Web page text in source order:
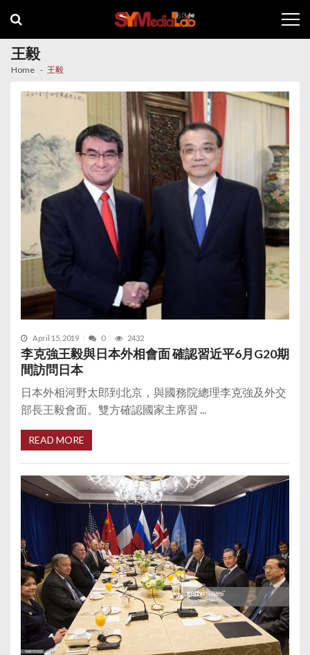
navigation
content
王毅
Home 王毅
April 15, 2019 0 2432
李克強王毅與日本外相會面 確認習近平6月G20期
間訪問日本
日本外相河野太郎到北京，與國務院總理李克強及外交
部長王毅會面。雙方確認國家主席習 ...
READ MORE